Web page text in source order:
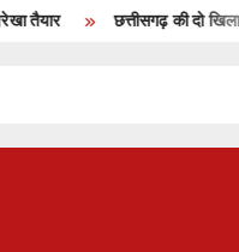
छत्तीसगढ़ की दो खिलाड़ी